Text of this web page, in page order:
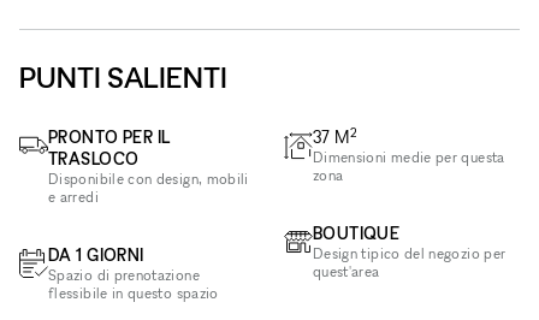
PUNTI SALIENTI
PRONTO PER IL
TRASLOCO
Disponibile con design, mobili
e arredi
DA 1 GIORNI
Spazio di prenotazione
flessibile in questo spazio
37 M2
Dimensioni medie per questa
zona
BOUTIQUE
Design tipico del negozio per
quest'area